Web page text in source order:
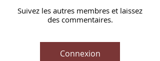
Suivez les autres membres et laissez
des commentaires.
Connexion